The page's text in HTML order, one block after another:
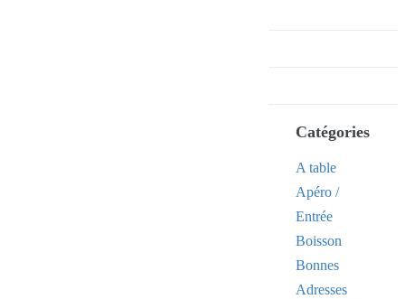
Catégories
A table
Apéro /
Entrée
Boisson
Bonnes
Adresses